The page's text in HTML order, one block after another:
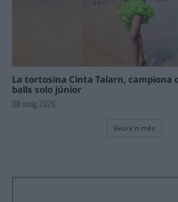
La tortosina Cinta Talarn, campiona
balls solo júnior
08 maig 2026
Veure'n més